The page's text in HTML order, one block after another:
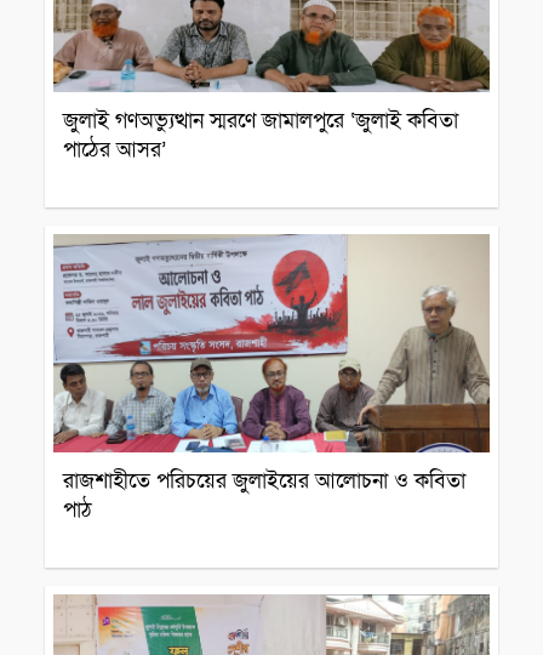
জুলাই গণঅভ্যুত্থান স্মরণে জামালপুরে ‘জুলাই কবিতা
পাঠের আসর’
সাংস্কৃতিক প্রতিষ্ঠান
রাজশাহীতে পরিচয়ের জুলাইয়ের আলোচনা ও কবিতা
পাঠ
সাংস্কৃতিক প্রতিষ্ঠান